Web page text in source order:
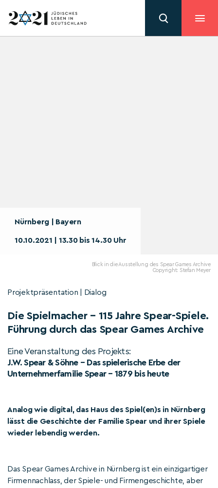
Nürnberg | Bayern
10.10.2021 | 13.30 bis 14.30 Uhr
Blick in die Ausstellung des Spear Games Archive
Copyright: Stefan Meyer
Projektpräsentation | Dialog
Die Spielmacher – 115 Jahre Spear-Spiele.
Führung durch das Spear Games Archive
Eine Veranstaltung des Projekts:
J.W. Spear & Söhne – Das spielerische Erbe der
Unternehmerfamilie Spear – 1879 bis heute
Analog wie digital, das Haus des Spiel(en)s in Nürnberg
lässt die Geschichte der Familie Spear und ihrer Spiele
wieder lebendig werden.
Das Spear Games Archive in Nürnberg ist ein einzigartiger
Firmennachlass, der Spiele- und Firmengeschichte, aber